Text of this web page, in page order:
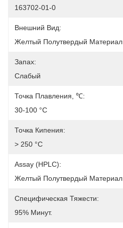
163702-01-0
Внешний Вид:
Желтый Полутвердый Материал
Запах:
Слабый
Точка Плавления, ℃:
30-100 °C
Точка Кипения:
> 250 °C
Assay (HPLC):
Желтый Полутвердый Материал
Специфическая Тяжести:
95% Минут.